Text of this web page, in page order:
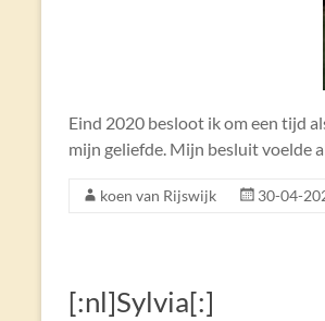
Eind 2020 besloot ik om een tijd
mijn geliefde. Mijn besluit voelde
koen van Rijswijk 30-04-
[:nl]Sylvia[:]